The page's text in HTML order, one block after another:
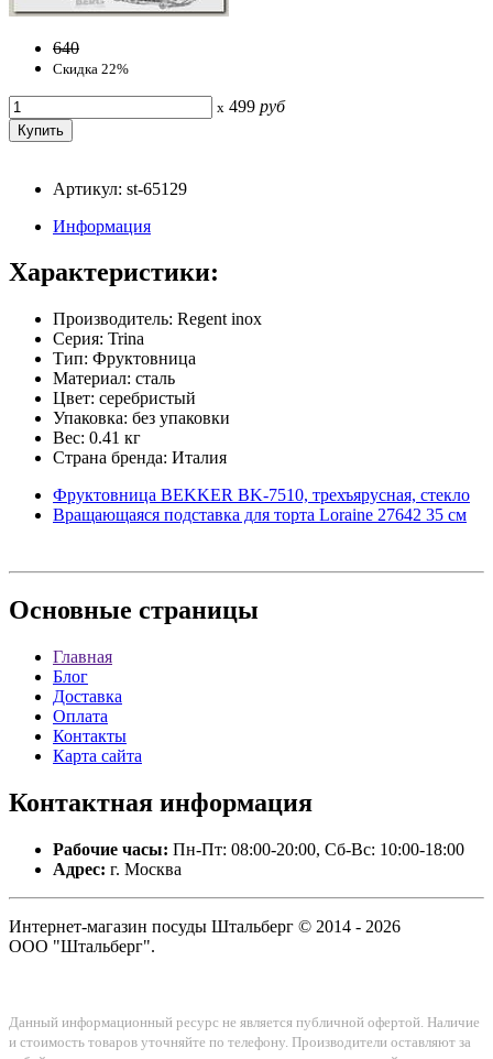
640
Скидка 22%
x 499 руб
Артикул: st-65129
Информация
Характеристики:
Производитель: Regent inox
Серия: Trina
Тип: Фруктовница
Материал: сталь
Цвет: серебристый
Упаковка: без упаковки
Вес: 0.41 кг
Страна бренда: Италия
Фруктовница BEKKER BK-7510, трехъярусная, стекло
Вращающаяся подставка для торта Loraine 27642 35 см
Основные страницы
Главная
Блог
Доставка
Оплата
Контакты
Карта сайта
Контактная информация
Рабочие часы: Пн-Пт: 08:00-20:00, Сб-Вс: 10:00-18:00
Адрес: г. Москва
Интернет-магазин посуды Штальберг © 2014 - 2026
ООО "Штальберг".
Данный информационный ресурс не является публичной офертой. Наличие
и стоимость товаров уточняйте по телефону. Производители оставляют за